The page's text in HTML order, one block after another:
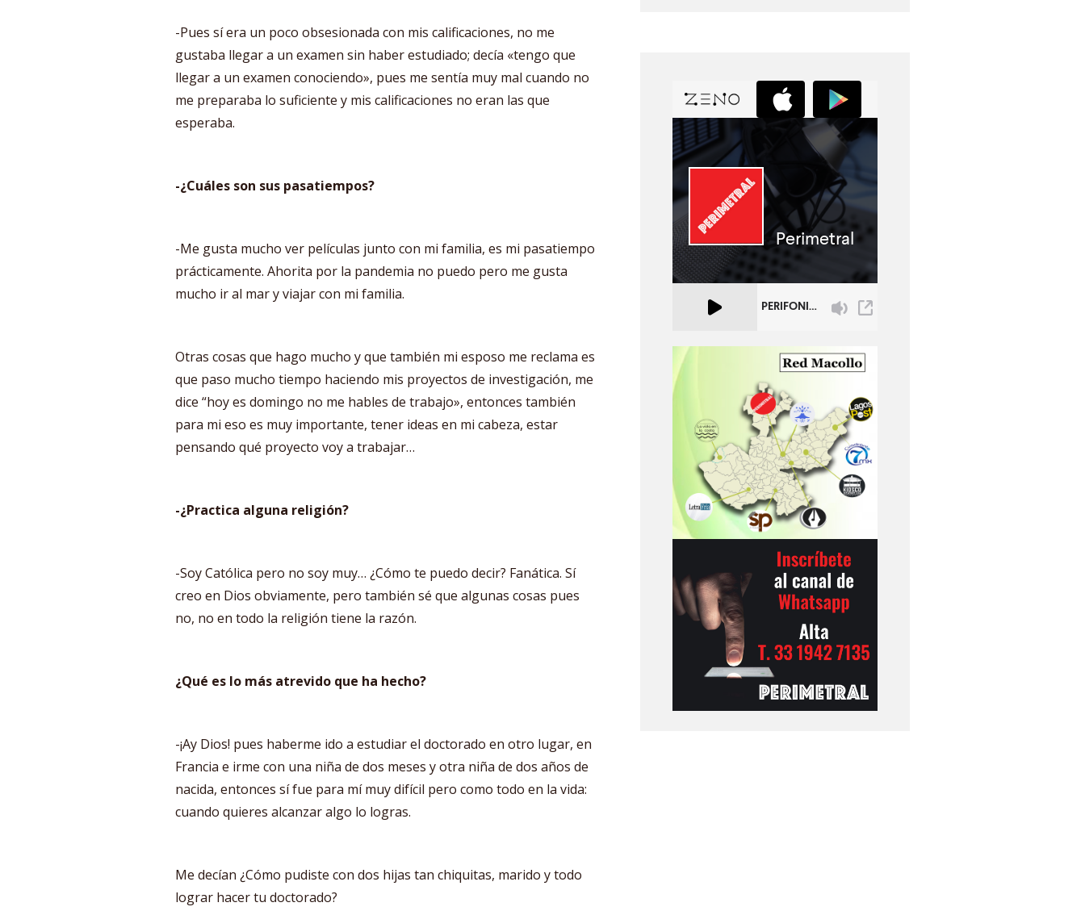
-Pues sí era un poco obsesionada con mis calificaciones, no me
gustaba llegar a un examen sin haber estudiado; decía «tengo que
llegar a un examen conociendo», pues me sentía muy mal cuando no
me preparaba lo suficiente y mis calificaciones no eran las que
esperaba.
-¿Cuáles son sus pasatiempos?
-Me gusta mucho ver películas junto con mi familia, es mi pasatiempo
prácticamente. Ahorita por la pandemia no puedo pero me gusta
mucho ir al mar y viajar con mi familia.
Otras cosas que hago mucho y que también mi esposo me reclama es
que paso mucho tiempo haciendo mis proyectos de investigación, me
dice “hoy es domingo no me hables de trabajo», entonces también
para mi eso es muy importante, tener ideas en mi cabeza, estar
pensando qué proyecto voy a trabajar…
-¿Practica alguna religión?
-Soy Católica pero no soy muy… ¿Cómo te puedo decir? Fanática. Sí
creo en Dios obviamente, pero también sé que algunas cosas pues
no, no en todo la religión tiene la razón.
¿Qué es lo más atrevido que ha hecho?
-¡Ay Dios! pues haberme ido a estudiar el doctorado en otro lugar, en
Francia e irme con una niña de dos meses y otra niña de dos años de
nacida, entonces sí fue para mí muy difícil pero como todo en la vida:
cuando quieres alcanzar algo lo logras.
Me decían ¿Cómo pudiste con dos hijas tan chiquitas, marido y todo
lograr hacer tu doctorado?